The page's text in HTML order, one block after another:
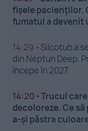
fișele pacienților.
fumatul a devenit
14:29 - Silcotub a
din Neptun Deep.
începe în 2027
14:20 -Trucul
decoloreze. Ce
a-și păstra